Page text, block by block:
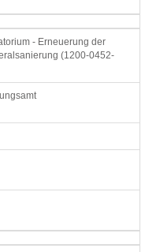
- Erneuerung der
(1200-0452-